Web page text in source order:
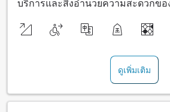
บริการและสิ่งอำนวยความสะดวกข
ดูเพิ่มเติม